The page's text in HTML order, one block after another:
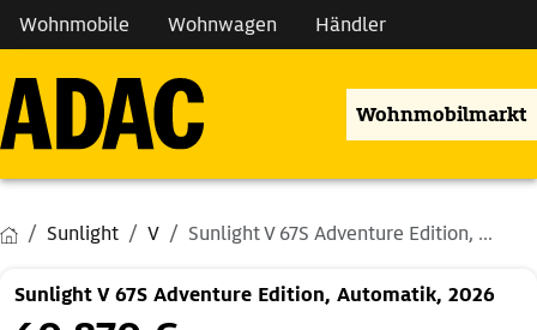
Wohnmobile Wohnwagen Händler
Wohnmobilmarkt
Sunlight V Sunlight V 67S Adventure Edition, ...
Sunlight V 67S Adventure Edition, Automatik, 2026